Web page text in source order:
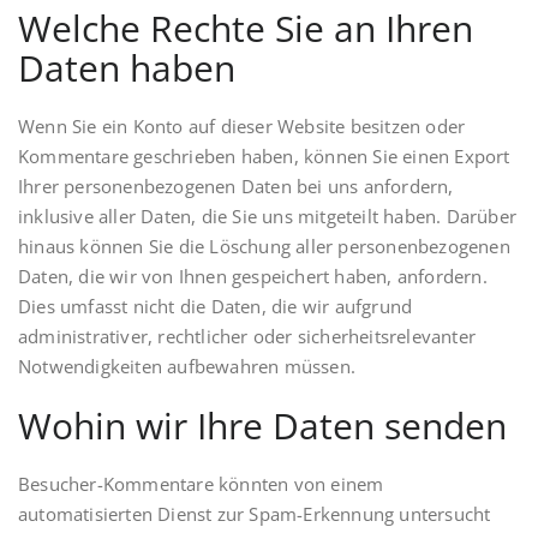
Welche Rechte Sie an Ihren
Daten haben
Wenn Sie ein Konto auf dieser Website besitzen oder
Kommentare geschrieben haben, können Sie einen Export
Ihrer personenbezogenen Daten bei uns anfordern,
inklusive aller Daten, die Sie uns mitgeteilt haben. Darüber
hinaus können Sie die Löschung aller personenbezogenen
Daten, die wir von Ihnen gespeichert haben, anfordern.
Dies umfasst nicht die Daten, die wir aufgrund
administrativer, rechtlicher oder sicherheitsrelevanter
Notwendigkeiten aufbewahren müssen.
Wohin wir Ihre Daten senden
Besucher-Kommentare könnten von einem
automatisierten Dienst zur Spam-Erkennung untersucht